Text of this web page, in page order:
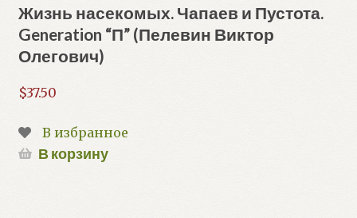
Жизнь насекомых. Чапаев и Пустота.
Generation “П” (Пелевин Виктор
Олегович)
$37.50
В избранное
В корзину